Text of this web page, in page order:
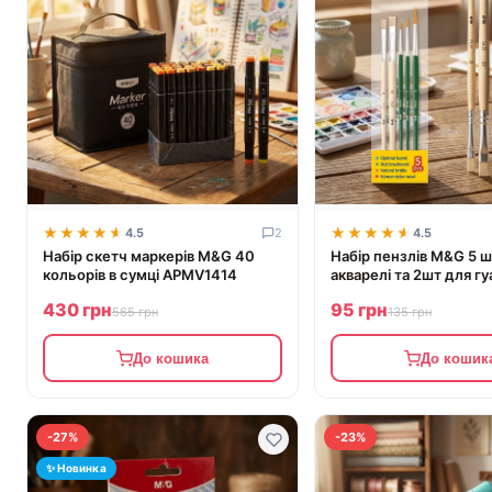
★★★★★
★★★★★ 4.5 2
Набір скетч маркерів M&G 40
кольорів в сумці APMV1414
430 грн565 грн
До кошика
★★★★★
★★★★★ 4.5
Набір пензлів M&G 5
акварелі та 2шт для
95 грн135 грн
До
-27%
✨ Новинка
-23%